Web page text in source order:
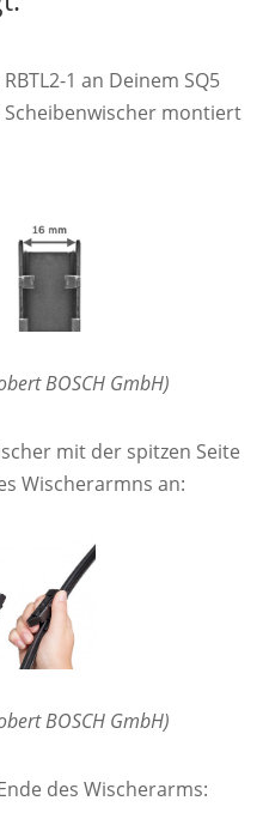
1 an Deinem SQ5
Scheibenwischer montiert
BOSCH GmbH)
mit der spitzen Seite
Wischerarmns an:
BOSCH GmbH)
des Wischerarms: